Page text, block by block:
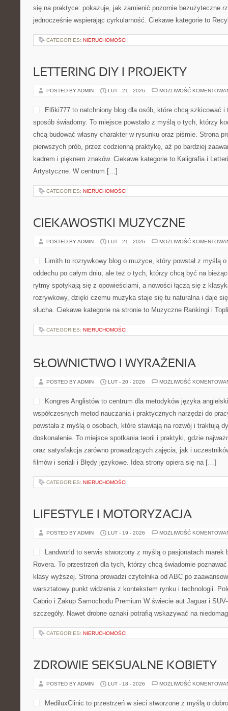
się na praktyce: pokazuje, jak zamienić pozornie bezużyteczne
jednocześnie wspierając cyrkularność. Ciekawe kategorie to
CATEGORIES: NIERUCHOMOŚCI
LETTERING DIY I PROJEKTY
POSTED BY ADMIN LUT - 21 - 2026 MOŻLIWOŚĆ
Elfiki777 to natchniony blog dla osób, które chcą szkicować i
sposób świadomy. To miejsce powstało z myślą o tych, którzy
chcą budować własny charakter w rysunku oraz piśmie. Strona
pierwszych prób, przez codzienną praktykę, aż po bardziej
kadrem i pięknem znaków. Ciekawe kategorie to Kaligrafia i
Artystyczne. W centrum […]
CATEGORIES: NIERUCHOMOŚCI
CIEKAWOSTKI MUZYCZNE
POSTED BY ADMIN LUT - 21 - 2026 MOŻLIWOŚĆ
Limith to rozrywkowy blog o muzyce, który powstał z myślą
oddechu po całym dniu, ale też o tych, którzy chcą być na
rytmy spotykają się z opowieściami, a nowości łączą się z
rozrywkowy, dzięki czemu muzyka staje się tu naturalna i daje
słucha. Ciekawe kategorie na stronie to Muzyczne Rankingi i
CATEGORIES: NIERUCHOMOŚCI
SŁOWNICTWO I WYRAŻENIA
POSTED BY ADMIN LUT - 20 - 2026 MOŻLIWOŚĆ
Kongres Anglistów to centrum dla metodyków języka
współczesnych metod nauczania i praktycznych narzędzi do
powstała z myślą o osobach, które stawiają na rozwój i traktują
doskonalenie. To miejsce spotkania teorii i praktyki, gdzie
oraz satysfakcja zarówno prowadzących zajęcia, jak i
filmów i seriali i Błędy językowe. Idea strony opiera się na […]
CATEGORIES: NIERUCHOMOŚCI
LIFESTYLE I MOTORYZACJA
POSTED BY ADMIN LUT - 19 - 2026 MOŻLIWOŚĆ
Landworld to serwis stworzony z myślą o pasjonatach marek
Rovera. To przestrzeń dla tych, którzy chcą świadomie
klasy wyższej. Strona prowadzi czytelnika od ABC po
warsztatowy punkt widzenia z kontekstem rynku i technologii.
Cabrio i Zakup Samochodu Premium W świecie aut Jaguar i
szczegóły. Nawet drobne oznaki potrafią wskazywać na
CATEGORIES: NIERUCHOMOŚCI
ZDROWIE SEKSUALNE KOBIETY
POSTED BY ADMIN LUT - 18 - 2026 MOŻLIWOŚĆ
MediluxClinic to przestrzeń w sieci stworzone z myślą o